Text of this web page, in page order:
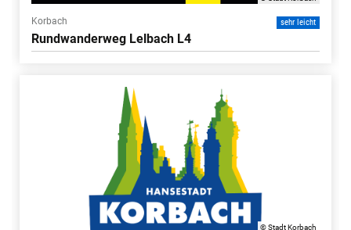
Korbach sehr leicht
Rundwanderweg Lelbach L4
© Stadt Korbach